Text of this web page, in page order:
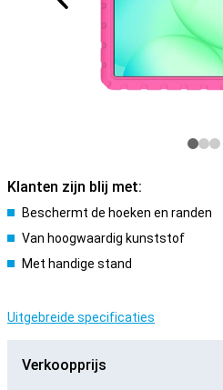
Klanten zijn blij met:
Beschermt de hoeken en randen
Van hoogwaardig kunststof
Met handige stand
Uitgebreide specificaties
Verkoopprijs